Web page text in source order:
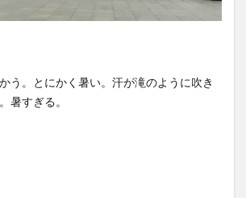
う。とにかく暑い。汗が滝のように吹き
暑すぎる。